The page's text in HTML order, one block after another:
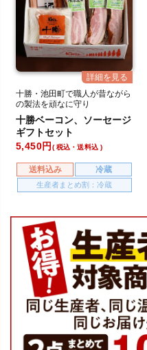
十勝・池田町で職人が昔ながら
の製法を頑なに守り
加工・製造しております。
十勝ベーコン、ソーセージ
ギフトセット
送料込み 冷蔵
生産者まとめ割：冷蔵
5,450 税込・送料込